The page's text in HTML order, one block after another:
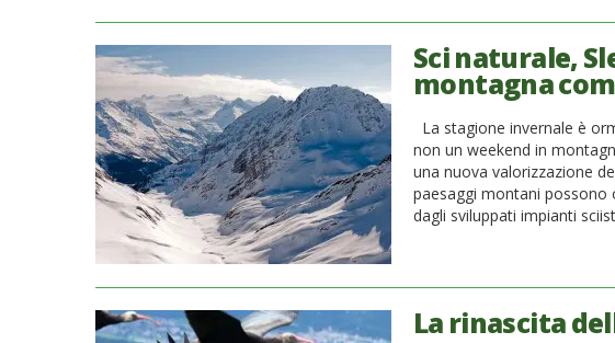
Sci naturale,
montagna
La stagione invernale è
non un weekend in
una nuova valorizzazione
paesaggi montani
dagli sviluppati impianti
La rinascita